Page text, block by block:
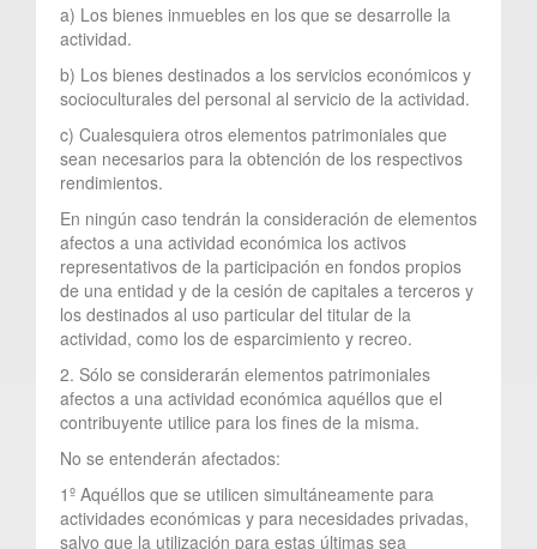
a) Los bienes inmuebles en los que se desarrolle la
actividad.
b) Los bienes destinados a los servicios económicos y
socioculturales del personal al servicio de la actividad.
c) Cualesquiera otros elementos patrimoniales que
sean necesarios para la obtención de los respectivos
rendimientos.
En ningún caso tendrán la consideración de elementos
afectos a una actividad económica los activos
representativos de la participación en fondos propios
de una entidad y de la cesión de capitales a terceros y
los destinados al uso particular del titular de la
actividad, como los de esparcimiento y recreo.
2. Sólo se considerarán elementos patrimoniales
afectos a una actividad económica aquéllos que el
contribuyente utilice para los fines de la misma.
No se entenderán afectados:
1º Aquéllos que se utilicen simultáneamente para
actividades económicas y para necesidades privadas,
salvo que la utilización para estas últimas sea